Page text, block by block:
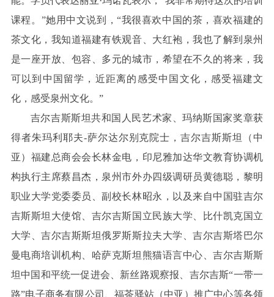
课程。”她用中文说到，“我很喜欢中国的茶，喜欢福建的
茶文化，我知道福建有铁观音、大红袍，我也了解到泉州
是一座开放、包容、多元的城市，希望在不久的将来，我
可以到中国留学，近距离的感受中国文化，感受福建文
化，感受泉州文化。”
吉尔吉斯斯坦共和国人民艺术家、玛纳斯国家奖章获
得者朱玛利耶夫-萨尔达尔别克院士，吉尔吉斯斯坦（中
亚）福建总商会会长林金电，印尼雅加达华文教育协调机
构执行主席蔡昌杰，泉州市外办四级调研员黄德聪，黎明
职业大学党委委员、副校长林昭永，以及来自中国驻吉尔
吉斯斯坦大使馆、吉尔吉斯国立民族大学、比什凯克国立
大学、吉尔吉斯斯坦俄罗斯斯拉夫大学、吉尔吉斯塔巴尔
曼电商培训机构、哈萨克斯坦熊猫语言中心、吉尔吉斯斯
坦中国和平统一促进会、新丝路观察报、吉尔吉斯“一带一
路”电子商务有限公司、福茶驿站（中亚）推广中心等各领